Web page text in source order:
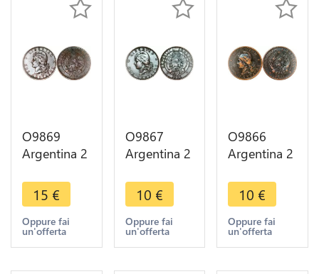
O9869
Argentina 2
Capped
Liberty
Head 1884
AU -> Make
15 €
Oppure fai
un'offerta
O9867
Argentina 2
Capped
Liberty
Head 1892
-> Make
10 €
Oppure fai
un'offerta
O9866
Argentina 2
Capped
Liberty
Head 1884
-> Make
10 €
Oppure fai
un'offerta